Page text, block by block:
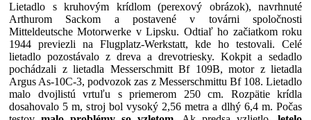
Lietadlo s kruhovým krídlom (perexový obrázok), navrhnuté
Arthurom Sackom a postavené v továrni spoločnosti
Mitteldeutsche Motorwerke v Lipsku. Odtiaľ ho začiatkom roku
1944 previezli na Flugplatz-Werkstatt, kde ho testovali. Celé
lietadlo pozostávalo z dreva a drevotriesky. Kokpit a sedadlo
pochádzali z lietadla Messerschmitt Bf 109B, motor z lietadla
Argus As-10C-3, podvozok zas z Messerschmittu Bf 108. Lietadlo
malo dvojlistú vrtuľu s priemerom 250 cm. Rozpätie krídla
dosahovalo 5 m, stroj bol vysoký 2,56 metra a dlhý 6,4 m. Počas